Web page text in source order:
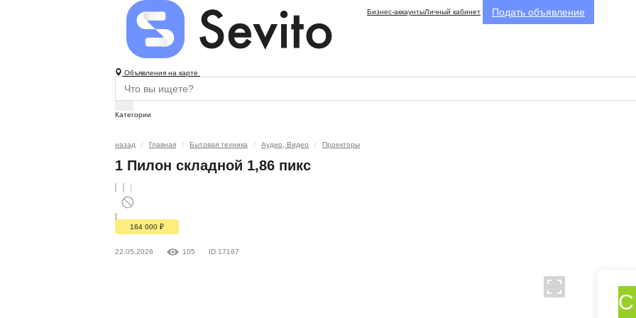
Бизнес-аккаунтыЛичный кабинет Подать объявление
Объявления на карте
Категории
назад Главная Бытовая техника Аудио, Видео Проекторы
1 Пилон складной 1,86 пикс
164 000 ₽
22.05.2026 105 ID 17167
С